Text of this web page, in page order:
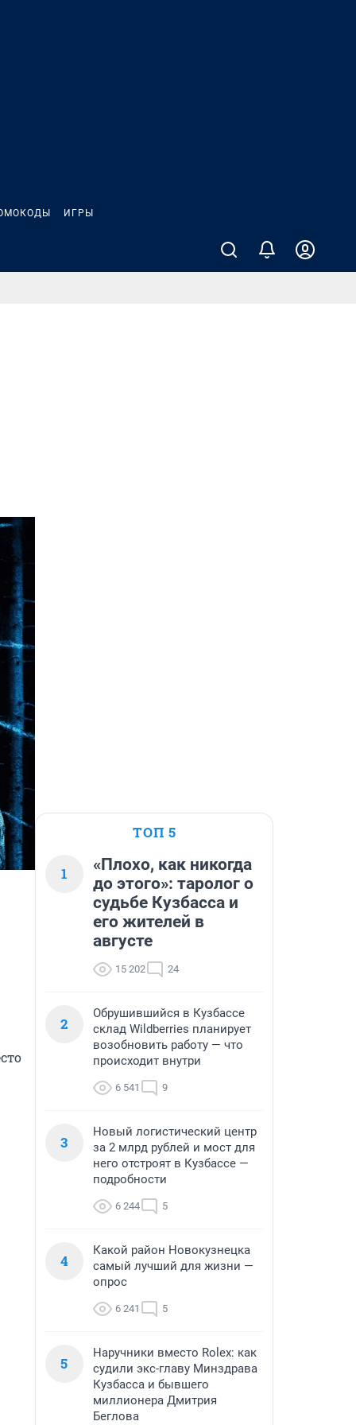
ИГРЫ
ТОП 5
1
«Плохо, как никогда
до этого»: таролог о
судьбе Кузбасса и
его жителей в
августе
15 202 24
2
Обрушившийся в Кузбассе
склад Wildberries планирует
возобновить работу — что
происходит внутри
6 541 9
3
Новый логистический центр
за 2 млрд рублей и мост для
него отстроят в Кузбассе —
подробности
6 244 5
4
Какой район Новокузнецка
самый лучший для жизни —
опрос
6 241 5
5
Наручники вместо Rolex: как
судили экс-главу Минздрава
Кузбасса и бывшего
миллионера Дмитрия
Беглова